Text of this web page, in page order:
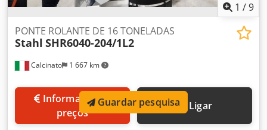
1 /9
Calcinato 1 667 km
PONTE ROLANTE DE 16 TONELADAS
Stahl SHR6040-204/1L2
preços
Ligar
Guardar pesquisa